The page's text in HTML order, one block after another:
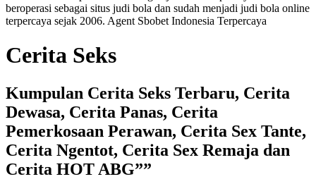
beroperasi sebagai situs judi bola dan sudah menjadi judi bola online
terpercaya sejak 2006. Agent Sbobet Indonesia Terpercaya
Cerita Seks
Kumpulan Cerita Seks Terbaru, Cerita
Dewasa, Cerita Panas, Cerita
Pemerkosaan Perawan, Cerita Sex Tante,
Cerita Ngentot, Cerita Sex Remaja dan
Cerita HOT ABG””